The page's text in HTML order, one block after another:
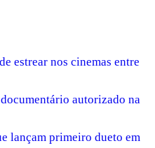
estrear nos cinemas entre
autorizado na
lançam primeiro dueto em